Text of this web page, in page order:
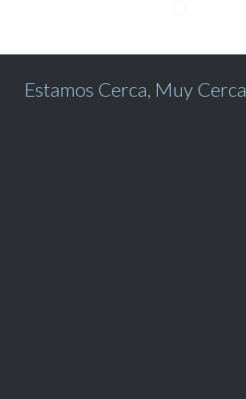
Estamos Cerca, Muy Cerca